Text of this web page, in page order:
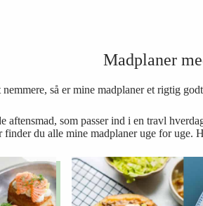
Madplaner
så er mine madplaner et rigtig
aftensmad, som passer ind i en travl
finder du alle mine madplaner uge for